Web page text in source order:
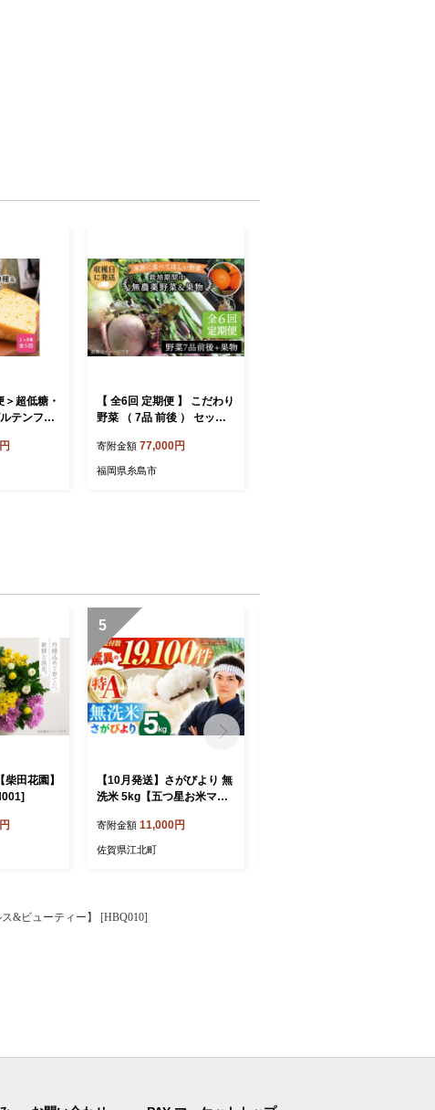
＞超低糖・
テンフリ
全5回【4
【 全6回 定期便 】 こだわり
野菜 （ 7品 前後 ） セット
ックナガミツファーム】 [A
GE010]
寄附金額 77,000円
福岡県糸島市
田花園】
5
【10月発送】さがびより 無
洗米 5kg【五つ星お米マイ
賀日和 さがびより 5kg ブラ
ンド米 お米 米 特A評価 特A
寄附金額 11,000円
佐賀県江北町
&ビューティー】 [HBQ010]